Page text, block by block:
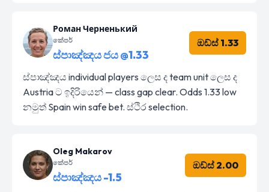
Роман Черненький
කේපර්
ස්පාඤ්ඤය ජය @1.33
ඔඩ්ස් 1.33
ස්පාඤ්ඤය individual players ලෙස ද team unit ලෙස ද
Austria ට ඉදිරියෙන් — class gap clear. Odds 1.33 low
නමුත් Spain win safe bet. ස්ථිර selection.
Oleg Makarov
කේපර්
ස්පාඤ්ඤය -1.5
ඔඩ්ස් 2.00